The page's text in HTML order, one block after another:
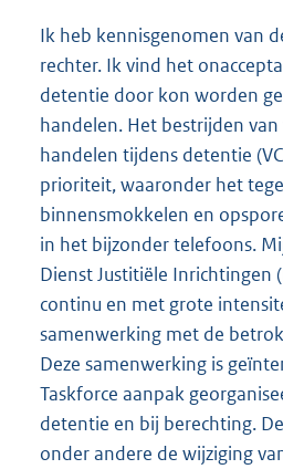
Ik heb kennisgenomen van
rechter. Ik vind het
detentie door kon worden
handelen. Het bestrijden
handelen tijdens detentie
prioriteit, waaronder het
binnensmokkelen en
in het bijzonder telefoons.
Dienst Justitiële Inrichtingen
continu en met grote
samenwerking met de
Deze samenwerking is
Taskforce aanpak
detentie en bij berechting.
onder andere de wijziging